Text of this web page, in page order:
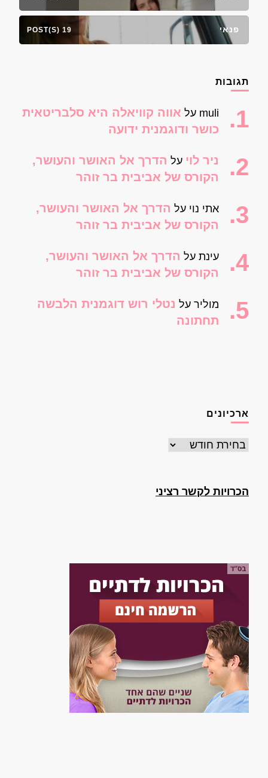
פנאי 19 POST(S)
תגובות
muli על אווה קוויאלה היא סלבריטאית
כושר ודוגמנית ידועה
ניר לוי על הדרך אל האושר והעושר,
הקורס של אביבית בר זוהר
אתי נוי על הדרך אל האושר והעושר,
הקורס של אביבית בר זוהר
עינת על הדרך אל האושר והעושר,
הקורס של אביבית בר זוהר
מוליר על נטלי רוש דוגמנית הלבשה
תחתונה
ארכיונים
ארכיונים
הכרויות לקשר רציני